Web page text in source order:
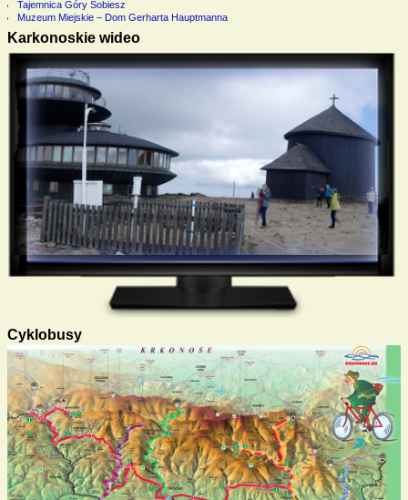
Tajemnica Góry Sobiesz
Muzeum Miejskie – Dom Gerharta Hauptmanna
Karkonoskie wideo
Cyklobusy